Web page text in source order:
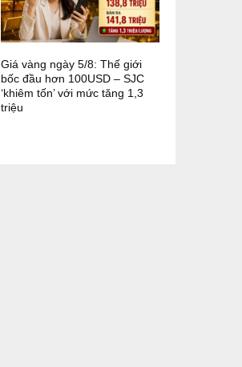
Giá vàng ngày 5/8: Thế giới
bốc đầu hơn 100USD – SJC
‘khiêm tốn’ với mức tăng 1,3
triệu